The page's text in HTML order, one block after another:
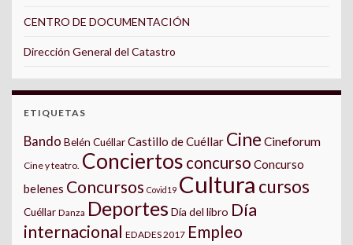
CENTRO DE DOCUMENTACIÓN
Dirección General del Catastro
ETIQUETAS
Bando Belén CuéllarCastillo de Cuéllar Cine Cineforum
Cine y teatro. Conciertos concurso Concurso
belenes Concursos Covid19 Cultura cursos
Cuéllar Danza Deportes Día del libro Día
internacional EDADES 2017 Empleo